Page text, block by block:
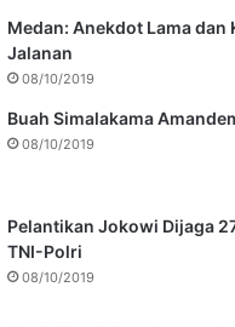
Medan: Anekdot Lama dan
Jalanan
08/10/2019
Buah Simalakama
08/10/2019
Pelantikan Jokowi Dijaga
TNI-Polri
08/10/2019